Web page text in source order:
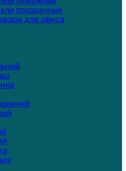
прозрачные
для офиса